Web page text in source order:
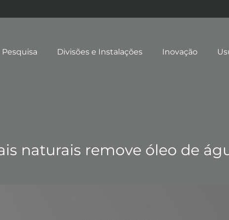
Pesquisa Divisões e Instalações Inovação
naturais remove óleo de